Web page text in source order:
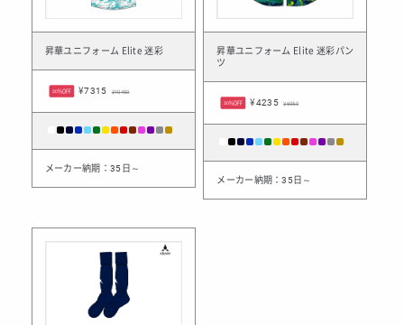
昇華ユニフォーム Elite 迷彩
30%OFF ¥7315 ¥10450
メーカー納期：35日～
昇華ユニフォーム Elite 迷彩パン
ツ
30%OFF ¥4235 ¥6050
メーカー納期：35日～